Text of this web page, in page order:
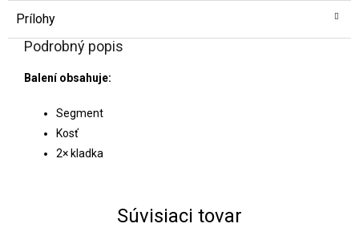
Prílohy
Podrobný popis
Balení obsahuje:
Segment
Kosť
2× kladka
Súvisiaci tovar